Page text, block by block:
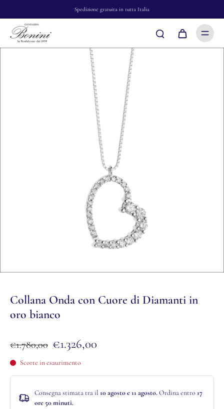
Spedizione gratuita in tutta Italia
Collana Onda con Cuore di Diamanti in
oro bianco
€1.780,00 €1.326,00
Scorte in esaurimento
Consegna stimata tra il 10 agosto e 11 agosto.Ordina entro17
ore 50 minuti.